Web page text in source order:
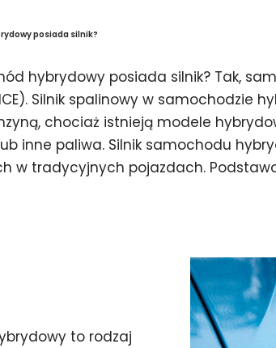
posiada silnik?
hybrydowy posiada silnik? Tak,
Silnik spalinowy w samochodzie
chociaż istnieją modele
inne paliwa. Silnik samochodu
w tradycyjnych pojazdach.
to rodzaj